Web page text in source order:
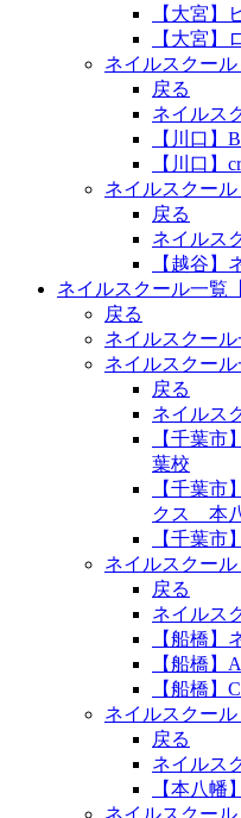
【大宮】
【大宮】
ネイルスクール
戻る
ネイルス
【川口】
【川口】
ネイルスクール
戻る
ネイルス
【越谷】
ネイルスクール一覧
戻る
ネイルスクー
ネイルスクール
戻る
ネイルス
【千葉
葉校
【千葉
クス 本
【千葉市
ネイルスクール
戻る
ネイルス
【船橋】
【船橋】
【船橋】
ネイルスクール
戻る
ネイルス
【本八幡
ネイルスクール